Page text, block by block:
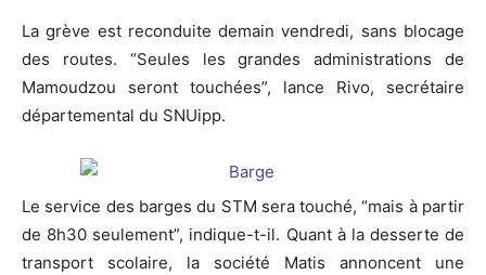
La grève est reconduite demain vendredi, sans blocage
des routes. “Seules les grandes administrations de
Mamoudzou seront touchées”, lance Rivo, secrétaire
départemental du SNUipp.
Le service des barges du STM sera touché, “mais à partir
de 8h30 seulement”, indique-t-il. Quant à la desserte de
transport scolaire, la société Matis annoncent une